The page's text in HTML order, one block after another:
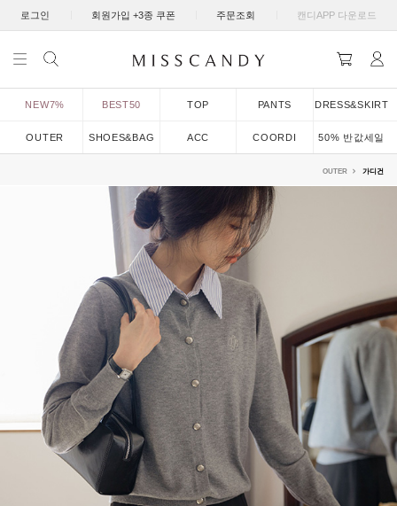
로그인 회원가입 +3종 쿠폰 주문조회 캔디APP 다운로드
NEW7% BEST50 TOP PANTS DRESS&SKIRT
OUTER SHOES&BAG ACC COORDI 50% 반값세일
OUTER 가디건